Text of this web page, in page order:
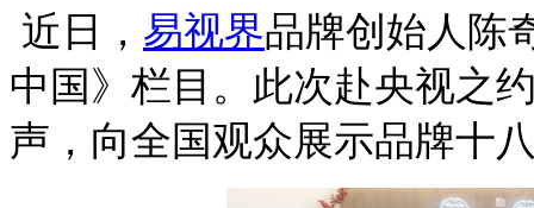
近日， 易视界品牌创始人陈
中国》栏目。此次赴央视之
声，向全国观众展示品牌十